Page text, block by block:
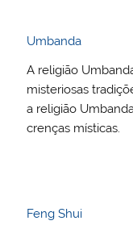
Umbanda
A religião
misteriosas
a religião
crenças místicas.
Feng Shui